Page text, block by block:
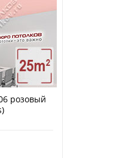
розовый